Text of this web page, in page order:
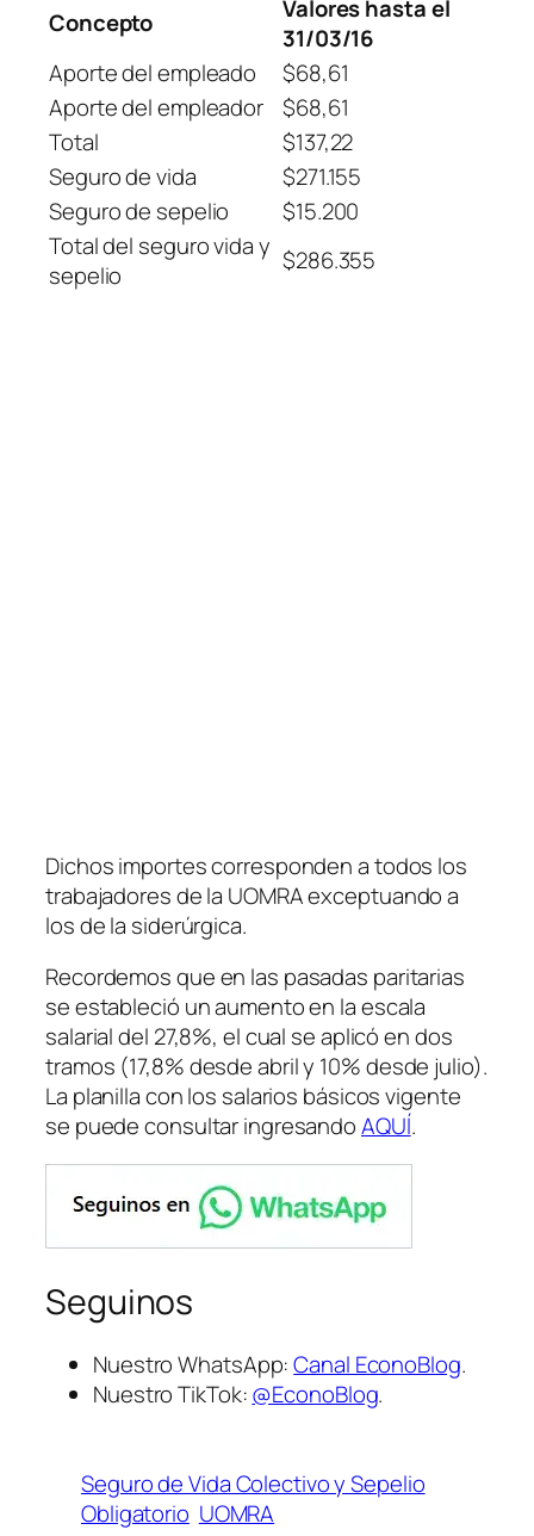
Concepto
Valores hasta el
31/03/16
Aporte del empleado
$68,61
Aporte del empleador
$68,61
Total
$137,22
Seguro de vida
$271.155
Seguro de sepelio
$15.200
Total del seguro vida y
sepelio
$286.355
Dichos importes corresponden a todos los
trabajadores de la UOMRA exceptuando a
los de la siderúrgica.
Recordemos que en las pasadas paritarias
se estableció un aumento en la escala
salarial del 27,8%, el cual se aplicó en dos
tramos (17,8% desde abril y 10% desde julio).
La planilla con los salarios básicos vigente
se puede consultar ingresandoAQUÍ.
Seguinos
Nuestro WhatsApp:Canal EconoBlog.
Nuestro TikTok:@EconoBlog.
Seguro de Vida Colectivo y Sepelio
Obligatorio UOMRA